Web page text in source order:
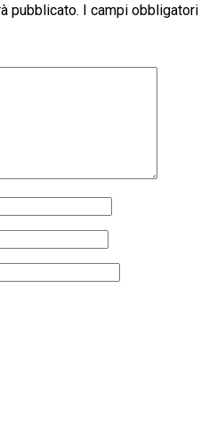
pubblicato. I campi obbligatori